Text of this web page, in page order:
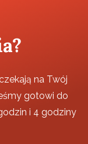
na Twój
gotowi do
i 4 godziny